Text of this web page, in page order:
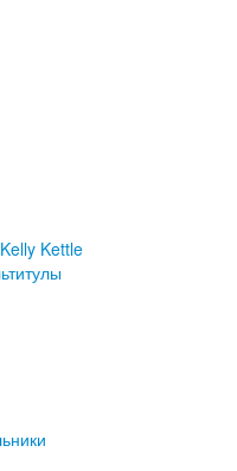
Kettle